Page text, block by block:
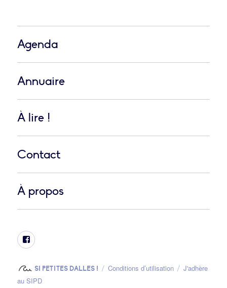
Agenda
Annuaire
À lire !
Contact
À propos
Facebook
SI PETITES DALLES ! Conditions d’utilisation
J'adhère
au SIPD